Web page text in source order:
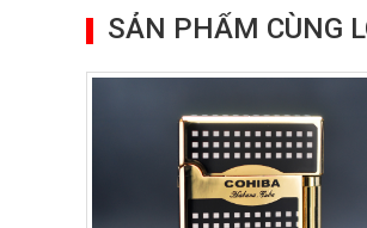
SẢN PHẨM CÙNG